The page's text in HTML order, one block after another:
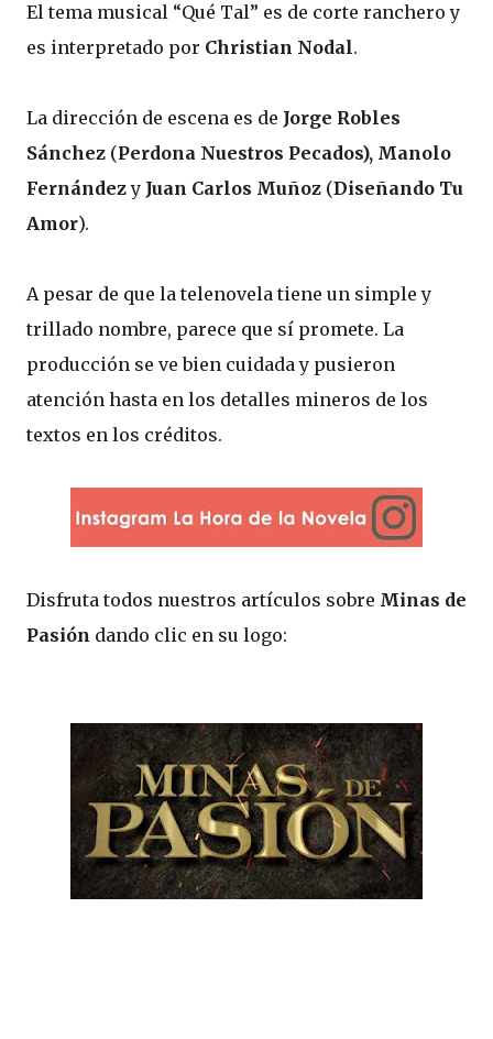
El tema musical “Qué Tal” es de corte ranchero y
es interpretado por Christian Nodal.
La dirección de escena es de Jorge Robles
Sánchez (Perdona Nuestros Pecados), Manolo
Fernándezy Juan Carlos Muñoz (Diseñando Tu
Amor).
A pesar de que la telenovela tiene un simple y
trillado nombre, parece que sí promete. La
producción se ve bien cuidada y pusieron
atención hasta en los detalles mineros de los
textos en los créditos.
Disfruta todos nuestros artículos sobre Minas de
Pasión dando clic en su logo: